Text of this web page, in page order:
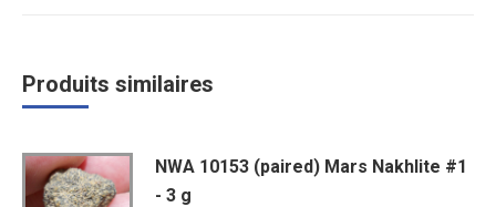
Produits similaires
NWA 10153 (paired) Mars Nakhlite #1
- 3 g